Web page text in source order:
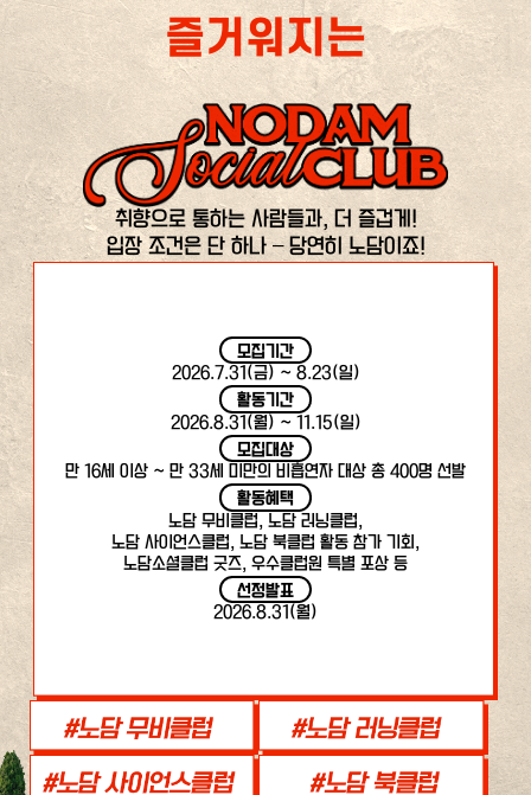
즐거워지는
취향으로 통하는 사람들과, 더 즐겁게!
입장 조건은 단 하나 – 당연히 노담이죠!
모집기간
2026.7.31(금) ~ 8.23(일)
활동기간
2026.8.31(월) ~ 11.15(일)
모집대상
만 16세 이상 ~ 만 33세 미만의 비흡연자 대상 총 400명 선발
활동혜택
노담 무비클럽, 노담 러닝클럽,
노담 사이언스클럽, 노담 북클럽 활동 참가 기회,
노담소셜클럽 굿즈, 우수클럽원 특별 포상 등
선정발표
2026.8.31(월)